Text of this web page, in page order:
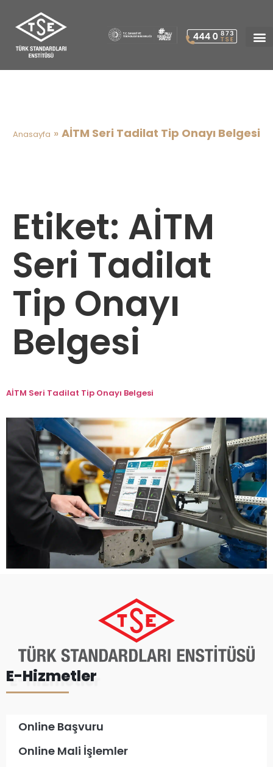
Anasayfa » AİTM Seri Tadilat Tip Onayı Belgesi
Etiket: AİTM
Seri Tadilat
Tip Onayı
Belgesi
AİTM Seri Tadilat Tip Onayı Belgesi
E-Hizmetler
Online Başvuru
Online Mali İşlemler